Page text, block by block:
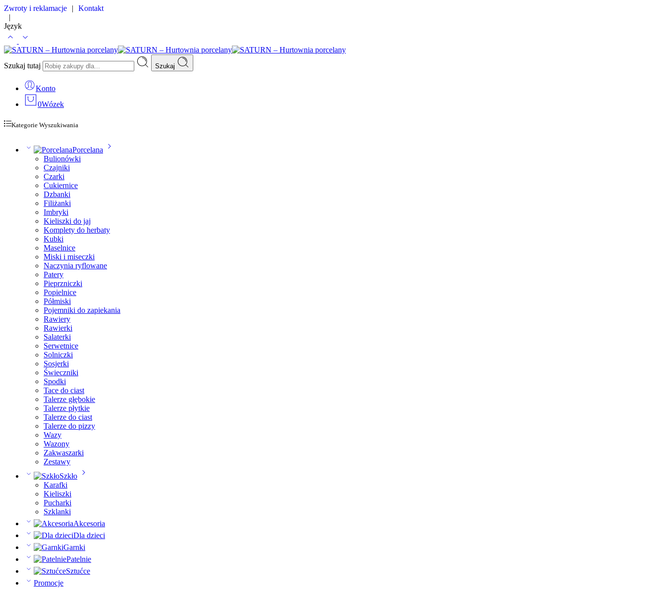
Zwroty i reklamacje |
Kontakt
|
Język
Szukaj tutaj Szukaj
Konto
0Wózek
Kategorie Wyszukiwania
Porcelana
Bulionówki
Czajniki
Czarki
Cukiernice
Dzbanki
Filiżanki
Imbryki
Kieliszki do jaj
Komplety do herbaty
Kubki
Maselnice
Miski i miseczki
Naczynia ryflowane
Patery
Pieprzniczki
Popielnice
Półmiski
Pojemniki do zapiekania
Rawiery
Rawierki
Salaterki
Serwetnice
Solniczki
Sosjerki
Świeczniki
Spodki
Tace do ciast
Talerze głębokie
Talerze płytkie
Talerze do ciast
Talerze do pizzy
Wazy
Wazony
Zakwaszarki
Zestawy
Szkło
Karafki
Kieliszki
Pucharki
Szklanki
Akcesoria
Dla dzieci
Garnki
Patelnie
Sztućce
Promocje